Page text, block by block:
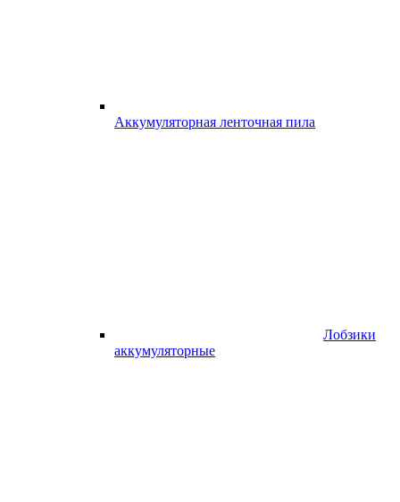
Аккумуляторная ленточная пила
Лобзики
аккумуляторные